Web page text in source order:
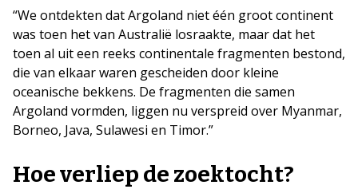
“We ontdekten dat Argoland niet één groot continent
was toen het van Australië losraakte, maar dat het
toen al uit een reeks continentale fragmenten bestond,
die van elkaar waren gescheiden door kleine
oceanische bekkens. De fragmenten die samen
Argoland vormden, liggen nu verspreid over Myanmar,
Borneo, Java, Sulawesi en Timor.”
Hoe verliep de zoektocht?